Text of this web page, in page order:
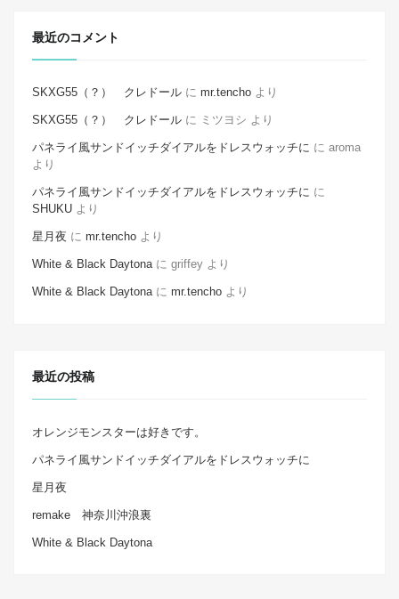
最近のコメント
SKXG55（？） クレドール に mr.tencho より
SKXG55（？） クレドール に ミツヨシ より
パネライ風サンドイッチダイアルをドレスウォッチに に aroma
より
パネライ風サンドイッチダイアルをドレスウォッチに に
SHUKU より
星月夜 に mr.tencho より
White & Black Daytonaに griffey より
White & Black Daytonaに mr.tencho より
最近の投稿
オレンジモンスターは好きです。
パネライ風サンドイッチダイアルをドレスウォッチに
星月夜
remake 神奈川沖浪裏
White & Black Daytona